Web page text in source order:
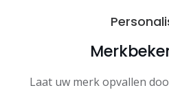
Laat uw merk opvallen